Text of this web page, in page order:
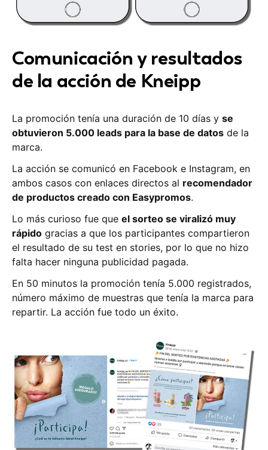
Comunicación y resultados
de la acción de Kneipp
La promoción tenía una duración de 10 días y se
obtuvieron 5.000 leads para la base de datos de la
marca.
La acción se comunicó en Facebook e Instagram, en
ambos casos con enlaces directos al recomendador
de productos creado con Easypromos.
Lo más curioso fue que el sorteo se viralizó muy
rápido gracias a que los participantes compartieron
el resultado de su test en stories, por lo que no hizo
falta hacer ninguna publicidad pagada.
En 50 minutos la promoción tenía 5.000 registrados,
número máximo de muestras que tenía la marca para
repartir. La acción fue todo un éxito.